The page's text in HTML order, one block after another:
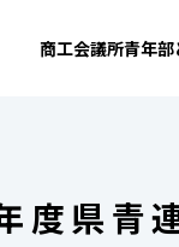
商工会議所青年部
度県青